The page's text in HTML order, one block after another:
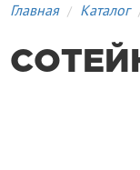
Главная Каталог